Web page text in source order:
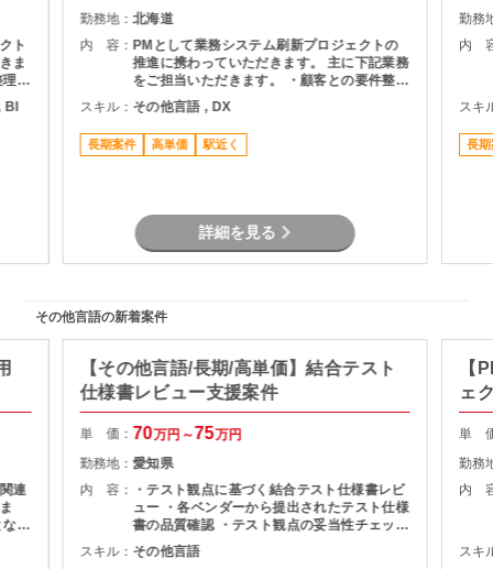
ト
ま
理
細
進
勤務地：北海道
内 容： PMとして業務システム刷新プロジェクトの
推進に携わっていただきます。 主に下記業務
をご担当いただきます。 ・顧客との要件整
理・課題整理 ・プロジェクト計画の策定およ
び進捗管理 ・開発チームとの調整およびマネ
ジメント ・品質、課題、リスク管理 ・関係
者向け資料作成および各種報告 ・要件定義か
スキル： その他言語 , DX
長期案件 高単価 駅近く
詳細を見る
勤務
内
スキ
長期
その他言語の新着案件
連
る
【その他言語/長期/高単価】結合テスト
仕様書レビュー支援案件
単 価： 70万円～75万円
勤務地：愛知県
内 容：
・テスト観点に基づく結合テスト仕様書レビ
ュー ・各ベンダーから提出されたテスト仕様
書の品質確認 ・テスト観点の妥当性チェック
・指摘事項の整理およびレビュー結果のフィ
ードバック ・プロジェクト関係者との調整・
スキル： その他言語
【
ェ
単
勤務
内
スキ